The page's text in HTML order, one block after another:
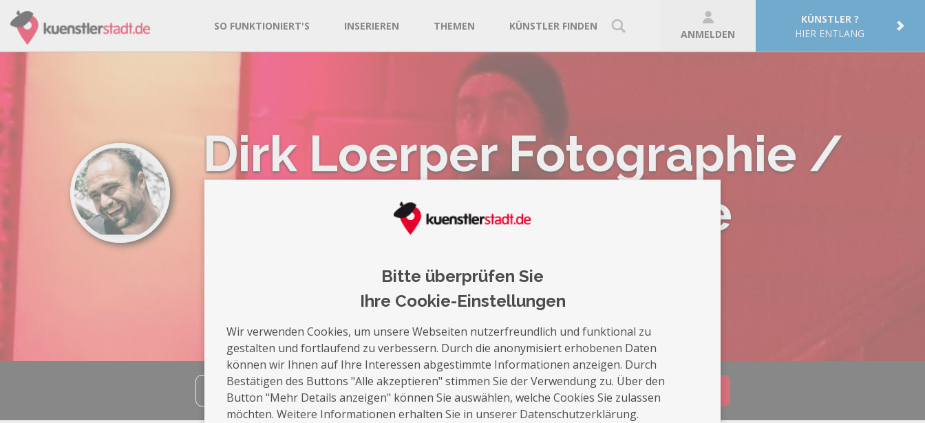
SO FUNKTIONIERT'S INSERIEREN THEMEN KÜNSTLER FINDEN
ANMELDEN
KÜNSTLER ?
HIER ENTLANG
Dirk Loerper Fotographie /
BandPicsCologne
teilen auf die Merkliste Nachricht schreiben Buchungsanfrage
Bitte überprüfen Sie
Ihre Cookie-Einstellungen
Wir verwenden Cookies, um unsere Webseiten nutzerfreundlich und funktional zu
gestalten und fortlaufend zu verbessern. Durch die anonymisiert erhobenen Daten
können wir Ihnen auf Ihre Interessen abgestimmte Informationen anzeigen. Durch
Bestätigen des Buttons "Alle akzeptieren" stimmen Sie der Verwendung zu. Über den
Button "Mehr Details anzeigen" können Sie auswählen, welche Cookies Sie zulassen
möchten. Weitere Informationen erhalten Sie in unserer Datenschutzerklärung.